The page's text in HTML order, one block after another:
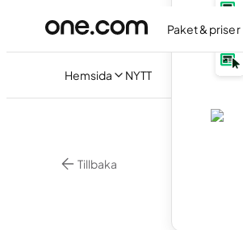
Paket & priser
Hemsida NYTT
Tillbaka